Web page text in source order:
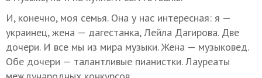
И, конечно, моя семья. Она у нас интересная: я —
украинец, жена — дагестанка, Лейла Дагирова. Две
дочери. И все мы из мира музыки. Жена — музыковед.
Обе дочери — талантливые пианистки. Лауреаты